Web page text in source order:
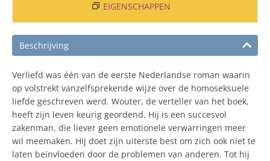
EIGENSCHAPPEN
Beschrijving
Verliefd was één van de eerste Nederlandse roman waarin
op volstrekt vanzelfsprekende wijze over de homoseksuele
liefde geschreven werd. Wouter, de verteller van het boek,
heeft zijn leven keurig geordend. Hij is een succesvol
zakenman, die liever geen emotionele verwarringen meer
wil meemaken. Hij doet zijn uiterste best om zich ook niet te
laten beïnvloeden door de problemen van anderen. Tot hij